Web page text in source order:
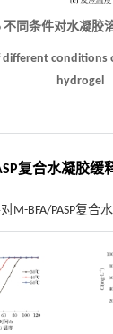
不同条件对水凝胶
different
hydrogel
复合水凝胶缓
M-BFA/PASP复合